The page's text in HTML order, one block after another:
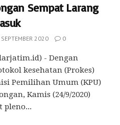
Sempat Larang
2020 0
- Dengan
kesehatan (Prokes)
Pemilihan Umum (KPU)
Kamis (24/9/2020)
pleno...